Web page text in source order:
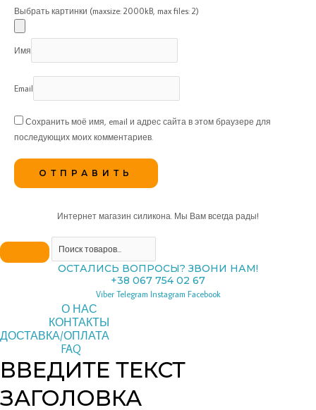
Выбрать картинки (maxsize: 2000kB, max files: 2)
Имя
Email
Сохранить моё имя, email и адрес сайта в этом браузере для
последующих моих комментариев.
Интернет магазин силикона. Мы Вам всегда рады!
ОСТАЛИСЬ ВОПРОСЫ? ЗВОНИ НАМ!
+38 067 754 02 67
Viber Telegram Instagram Facebook
О НАС
КОНТАКТЫ
ДОСТАВКА/ОПЛАТА
FAQ
ВВЕДИТЕ ТЕКСТ
ЗАГОЛОВКА